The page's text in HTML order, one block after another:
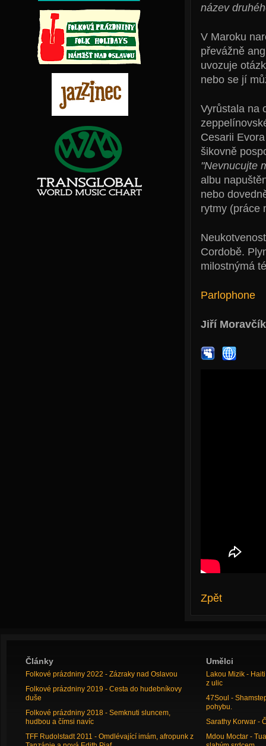
název
V Maroku
převážně
uvozuje
nebo se jí
Vyrůstala na
Cesarii
šikovně
"Nevnucujte
albu
nebo
rytmy (práce
Cordobě.
milostnýmá
Parlophone
Jiří Moravčík
Zpět
Články
Folkové prázdniny 2022 - Zázraky nad Oslavou
Folkové prázdniny 2019 - Cesta do hudebníkovy
duše
Folkové prázdniny 2018 - Semknuti sluncem,
hudbou a čímsi navíc
TFF Rudolstadt 2011 - Omdlévající imám, afropunk z
Umělci
Lakou Mizik -
z ulic
47Soul -
pohybu.
Sarathy Korwar -
Mdou Moctar -